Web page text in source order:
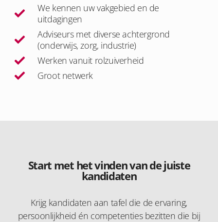
We kennen uw vakgebied en de
uitdagingen
Adviseurs met diverse achtergrond
(onderwijs, zorg, industrie)
Werken vanuit rolzuiverheid
Groot netwerk
Start met het vinden van de juiste
kandidaten
Krijg kandidaten aan tafel die de ervaring,
persoonlijkheid én competenties bezitten die bij